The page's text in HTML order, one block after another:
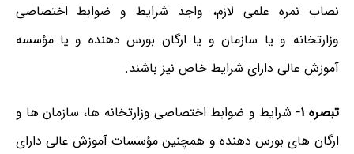
نصاب نمره علمی لازم، واجد شرایط و ضوابط اختصاصی
وزارتخانه و یا سازمان و یا ارگان بورس دهنده و یا مؤسسه
آموزش عالی دارای شرایط خاص نیز باشند.
تبصره ۱-
شرایط و ضوابط اختصاصی وزارتخانه ها، سازمان ها و
ارگان های بورس دهنده و همچنین مؤسسات آموزش عالی دارای